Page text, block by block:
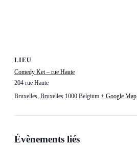
LIEU
Comedy Ket – rue Haute
204 rue Haute
Bruxelles, Bruxelles 1000 Belgium + Google Map
Évènements liés